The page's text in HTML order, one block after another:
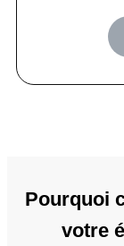
Pourquoi
votre